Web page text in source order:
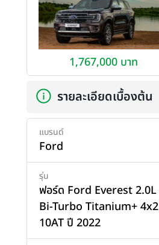
1,767,000 บาท
รายละเอียดเบื้องต้น
แบรนด์
Ford
รุ่น
ฟอร์ด Ford Everest 2.0L
Bi-Turbo Titanium+ 4x2
10AT ปี 2022